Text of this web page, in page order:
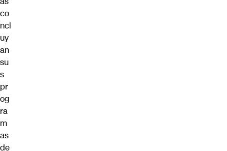
co
ncl
uy
an
su
s
pr
og
ra
m
as
de